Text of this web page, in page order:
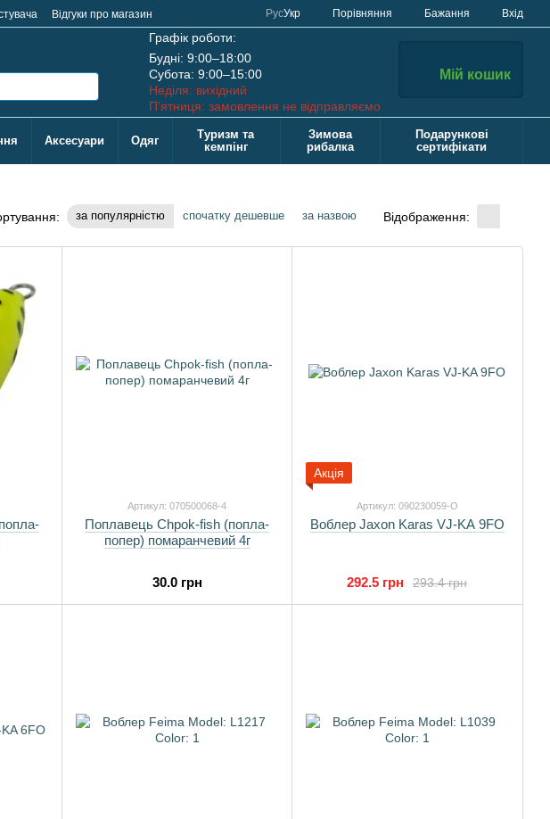
Відгуки про магазин
РусУкр Порівняння Бажання Вхід
Графік роботи:
Будні: 9:00–18:00
Субота: 9:00–15:00
Неділя: вихідний
П’ятниця: замовлення не відправляємо
Мій кошик
Аксесуари Одяг
Туризм та
кемпінг
Зимова
рибалка
Подарункові
сертифікати
за популярністю спочатку дешевше за назвою Відображення:
Артикул: 070500068-4
Поплавець Chpok-fish (попла-
попер) помаранчевий 4г
30.0 грн
Акція
Артикул: 090230059-O
Воблер Jaxon Karas VJ-KA 9FO
293.4 грн
292.5 грн